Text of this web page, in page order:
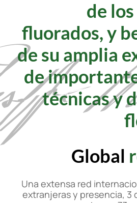
de
fluorados, y
de su amplia
de
técnicas y
Global
Una extensa red
extranjeras y presencia, 3